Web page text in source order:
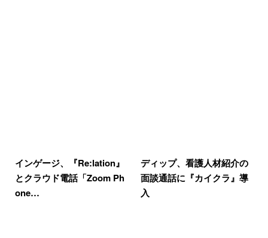
インゲージ、『Re:lation』
とクラウド電話「Zoom Ph
one…
ディップ、看護人材紹介の
面談通話に『カイクラ』導
入